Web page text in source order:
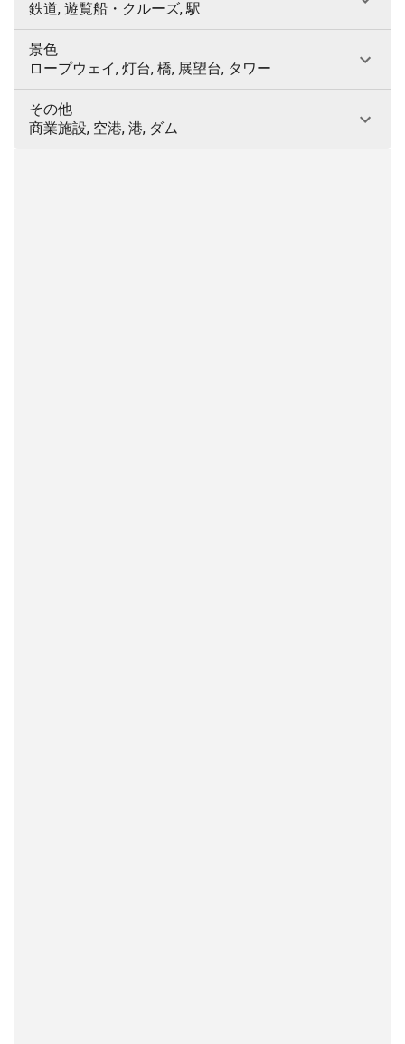
鉄道, 遊覧船・クルーズ, 駅
景色
ロープウェイ, 灯台, 橋, 展望台, タワー
その他
商業施設, 空港, 港, ダム